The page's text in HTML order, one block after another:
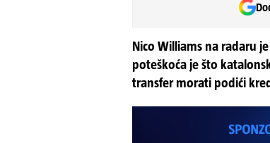
Nico Williams na radaru
poteškoća je što
transfer morati podići